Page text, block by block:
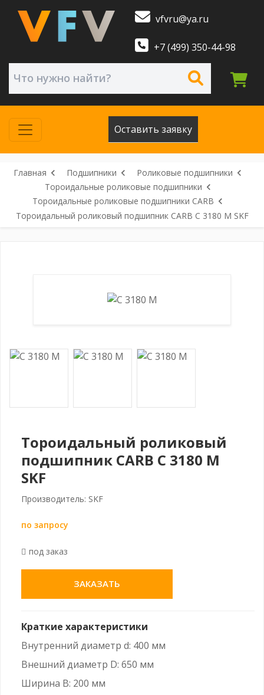
vfvru@ya.ru
+7 (499) 350-44-98
Оставить заявку
Главная Подшипники
Роликовые подшипники
Тороидальные роликовые подшипники
Тороидальные роликовые подшипники CARB
Тороидальный роликовый подшипник CARB C 3180 M SKF
Тороидальный роликовый
подшипник CARB C 3180 M
SKF
Производитель: SKF
по запросу
под заказ
ЗАКАЗАТЬ
Краткие характеристики
Внутренний диаметр d: 400 мм
Внешний диаметр D: 650 мм
Ширина B: 200 мм